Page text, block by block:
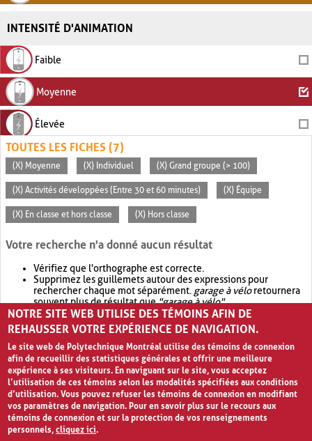
INTENSITÉ D'ANIMATION
Faible
Moyenne
Élevée
TOUTES LES FICHES (7)
(X) Moyenne (X) Individuel (X) Grand groupe (> 100)
(X) Activités développées (Entre 30 et 60 minutes) (X) Équipe
(X) En classe et hors classe (X) Hors classe
Votre recherche n'a donné aucun résultat
Vérifiez que l'orthographe est correcte.
Supprimez les guillemets autour des expressions pour
rechercher chaque mot séparément. garage à véloretournera
souvent plus de résultat que"garage à vélo".
Envisagez d'élargir votre recherche avec OR.garage OR vélo
retournera souvent plus de résultat quegarage à vélo
NOTRE SITE WEB UTILISE DES TÉMOINS AFIN DE
REHAUSSER VOTRE EXPÉRIENCE DE NAVIGATION.
Le site web de Polytechnique Montréal utilise des témoins de connexion
afin de recueillir des statistiques générales et offrir une meilleure
expérience à ses visiteurs. En naviguant sur le site, vous acceptez
l’utilisation de ces témoins selon les modalités spécifiées aux conditions
d’utilisation. Vous pouvez refuser les témoins de connexion en modifiant
vos paramètres de navigation. Pour en savoir plus sur le recours aux
témoins de connexion et sur la protection de vos renseignements
personnels,cliquez ici.